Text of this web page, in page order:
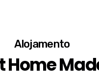
Alojamento
Home